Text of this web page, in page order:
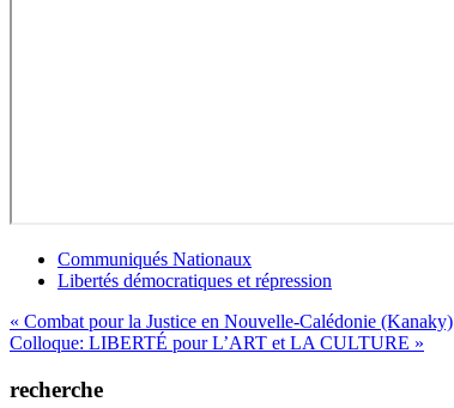
Communiqués Nationaux
Libertés démocratiques et répression
Navigation
de
l’article
« Combat pour la Justice en Nouvelle-Calédonie (Kanaky)
Colloque: LIBERTÉ pour L’ART et LA CULTURE »
recherche